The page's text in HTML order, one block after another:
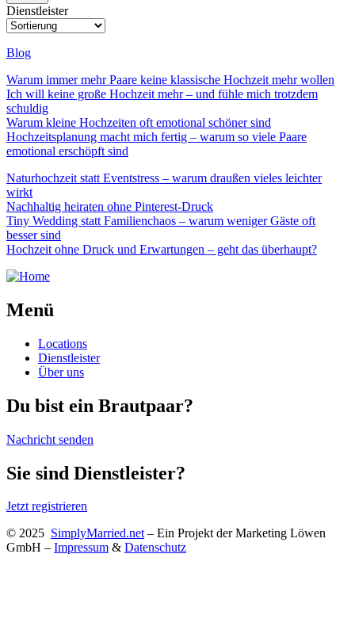
Dienstleister
Blog
Warum immer mehr Paare keine klassische Hochzeit mehr wollen
Ich will keine große Hochzeit mehr – und fühle mich trotzdem
schuldig
Warum kleine Hochzeiten oft emotional schöner sind
Hochzeitsplanung macht mich fertig – warum so viele Paare
emotional erschöpft sind
Naturhochzeit statt Eventstress – warum draußen vieles leichter
wirkt
Nachhaltig heiraten ohne Pinterest-Druck
Tiny Wedding statt Familienchaos – warum weniger Gäste oft
besser sind
Hochzeit ohne Druck und Erwartungen – geht das überhaupt?
Menü
Locations
Dienstleister
Über uns
Du bist ein Brautpaar?
Nachricht senden
Sie sind Dienstleister?
Jetzt registrieren
© 2025 SimplyMarried.net– Ein Projekt der Marketing Löwen
GmbH – Impressum & Datenschutz